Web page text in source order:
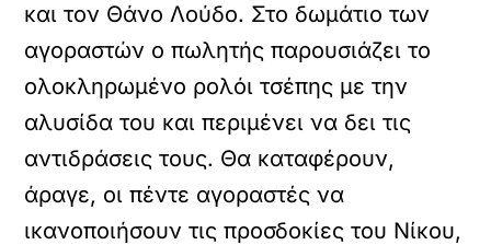
και τον Θάνο Λούδο. Στο δωμάτιο των
αγοραστών ο πωλητής παρουσιάζει το
ολοκληρωμένο ρολόι τσέπης με την
αλυσίδα του και περιμένει να δει τις
αντιδράσεις τους. Θα καταφέρουν,
άραγε, οι πέντε αγοραστές να
ικανοποιήσουν τις προσδοκίες του Νίκου,